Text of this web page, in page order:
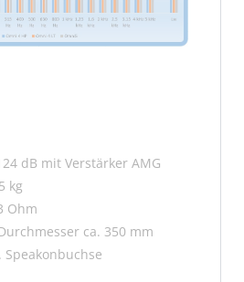
dB mit Verstärker AMG
kg
Ohm
ca. 350 mm